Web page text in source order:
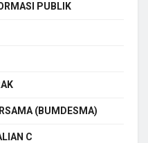
PUBLIK
(BUMDESMA)
C